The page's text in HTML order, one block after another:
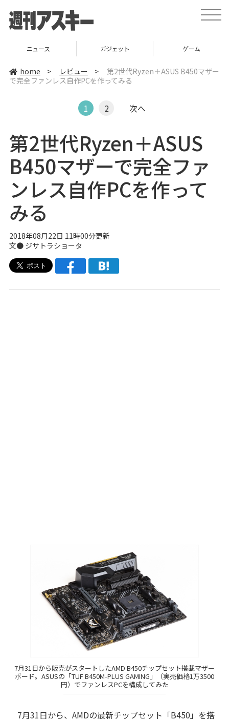
t
o
v
ニュース ガジェット ゲーム
home > レビュー >
第2世代Ryzen＋ASUS B450マザー
で完全ファンレス自作PCを作ってみる
1 2 次へ
第2世代Ryzen＋ASUS
B450マザーで完全ファ
ンレス自作PCを作って
みる
2018年08月22日 11時00分更新
文● ジサトラショータ
7月31日から販売がスタートしたAMD B450チップセット搭載マザー
ボード。ASUSの「TUF B450M-PLUS GAMING」（実売価格1万3500
円）でファンレスPCを構成してみた
7月31日から、AMDの最新チップセット「B450」を搭